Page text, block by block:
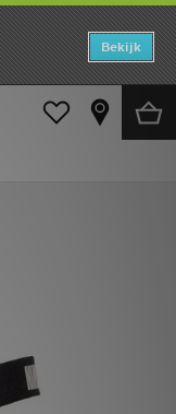
Bekijk
Alle Sneakers